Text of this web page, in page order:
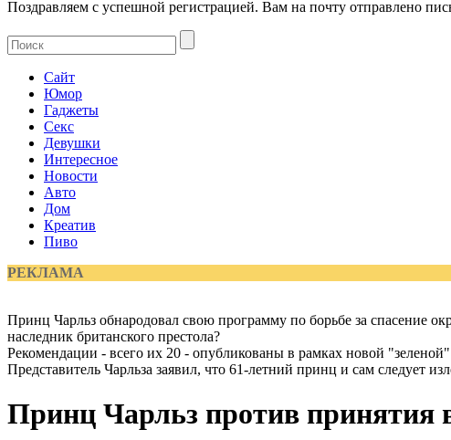
Поздравляем с успешной регистрацией. Вам на почту отправлено
Сайт
Юмор
Гаджеты
Секс
Девушки
Интересное
Новости
Авто
Дом
Креатив
Пиво
РЕКЛАМА
Принц Чарльз обнародовал свою программу по борьбе за спасение
наследник британского престола?
Рекомендации - всего их 20 - опубликованы в рамках новой
Представитель Чарльза заявил, что 61-летний принц и сам следует
Принц Чарльз против принятия